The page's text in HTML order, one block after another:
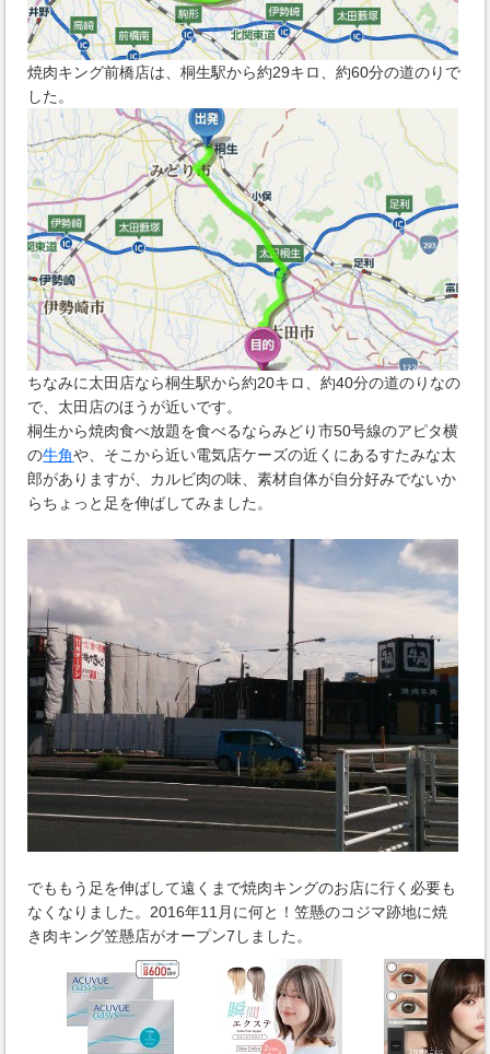
焼肉キング前橋店は、桐生駅から約29キロ、約60分の道のりで
した。
ちなみに太田店なら桐生駅から約20キロ、約40分の道のりなの
で、太田店のほうが近いです。
桐生から焼肉食べ放題を食べるならみどり市50号線のアピタ横
の牛角や、そこから近い電気店ケーズの近くにあるすたみな太
郎がありますが、カルビ肉の味、素材自体が自分好みでないか
らちょっと足を伸ばしてみました。
でももう足を伸ばして遠くまで焼肉キングのお店に行く必要も
なくなりました。2016年11月に何と！笠懸のコジマ跡地に焼
き肉キング笠懸店がオープン7しました。